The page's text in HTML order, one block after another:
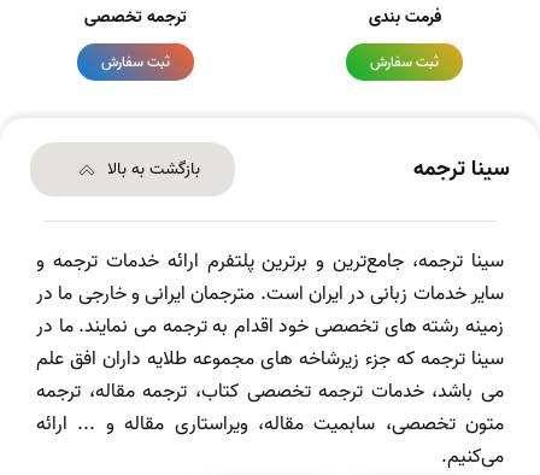
فرمت بندی
ثبت سفارش
ترجمه تخصصی
ثبت سفارش
سینا ترجمه بازگشت به بالا
سینا ترجمه، جامع‌ترین و برترین پلتفرم ارائه خدمات ترجمه و
سایر خدمات زبانی در ایران است. مترجمان ایرانی و خارجی ما در
زمینه رشته های تخصصی خود اقدام به ترجمه می نمایند. ما در
سینا ترجمه که جزء زیرشاخه های مجموعه طلایه داران افق علم
می باشد، خدمات ترجمه تخصصی کتاب، ترجمه مقاله، ترجمه
متون تخصصی، سابمیت مقاله، ویراستاری مقاله و ... ارائه
می‌کنیم.